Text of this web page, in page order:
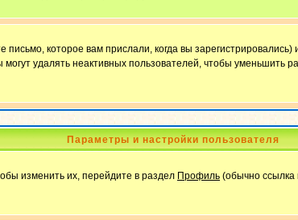
которое вам прислали, когда вы
удалять неактивных пользователей, чтобы уменьшить
Параметры и настройки пользователя
изменить их, перейдите в раздел Профиль (обычно ссылка